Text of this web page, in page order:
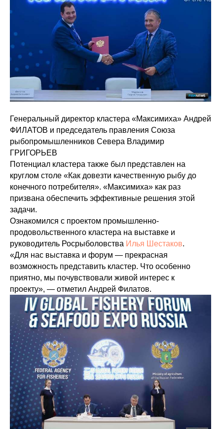
Генеральный директор кластера «Максимиха» Андрей
ФИЛАТОВ и председатель правления Союза
рыбопромышленников Севера Владимир
ГРИГОРЬЕВ
Потенциал кластера также был представлен на
круглом столе «Как довезти качественную рыбу до
конечного потребителя». «Максимиха» как раз
призвана обеспечить эффективные решения этой
задачи.
Ознакомился с проектом промышленно-
продовольственного кластера на выставке и
руководитель Росрыболовства Илья Шестаков.
«Для нас выставка и форум — прекрасная
возможность представить кластер. Что особенно
приятно, мы почувствовали живой интерес к
проекту», — отметил Андрей Филатов.